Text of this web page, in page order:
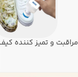
مراقبت و تمیز کننده